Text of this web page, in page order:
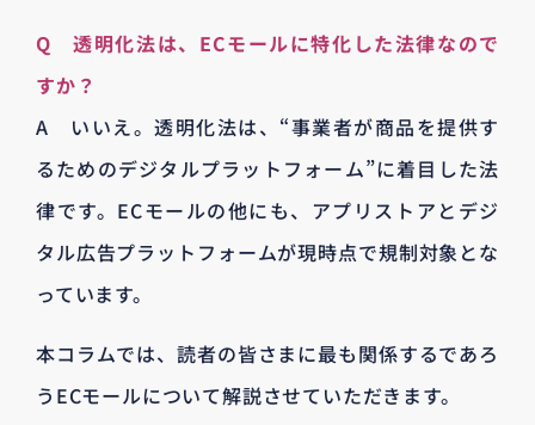
Q 透明化法は、ECモールに特化した法律なので
すか？
A いいえ。透明化法は、“事業者が商品を提供す
るためのデジタルプラットフォーム”に着目した法
律です。ECモールの他にも、アプリストアとデジ
タル広告プラットフォームが現時点で規制対象とな
っています。
本コラムでは、読者の皆さまに最も関係するであろ
うECモールについて解説させていただきます。